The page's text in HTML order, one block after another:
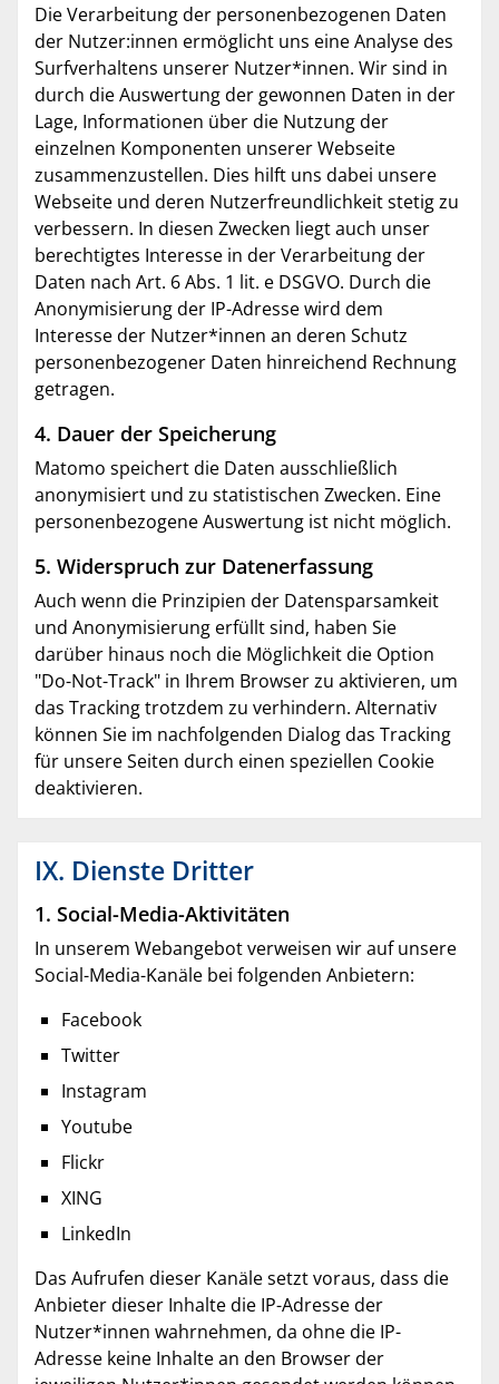
Die Verarbeitung der personenbezogenen Daten
der Nutzer:innen ermöglicht uns eine Analyse des
Surfverhaltens unserer Nutzer*innen. Wir sind in
durch die Auswertung der gewonnen Daten in der
Lage, Informationen über die Nutzung der
einzelnen Komponenten unserer Webseite
zusammenzustellen. Dies hilft uns dabei unsere
Webseite und deren Nutzerfreundlichkeit stetig zu
verbessern. In diesen Zwecken liegt auch unser
berechtigtes Interesse in der Verarbeitung der
Daten nach Art. 6 Abs. 1 lit. e DSGVO. Durch die
Anonymisierung der IP-Adresse wird dem
Interesse der Nutzer*innen an deren Schutz
personenbezogener Daten hinreichend Rechnung
getragen.
4. Dauer der Speicherung
Matomo speichert die Daten ausschließlich
anonymisiert und zu statistischen Zwecken. Eine
personenbezogene Auswertung ist nicht möglich.
5. Widerspruch zur Datenerfassung
Auch wenn die Prinzipien der Datensparsamkeit
und Anonymisierung erfüllt sind, haben Sie
darüber hinaus noch die Möglichkeit die Option
"Do-Not-Track" in Ihrem Browser zu aktivieren, um
das Tracking trotzdem zu verhindern. Alternativ
können Sie im nachfolgenden Dialog das Tracking
für unsere Seiten durch einen speziellen Cookie
deaktivieren.
IX. Dienste Dritter
1. Social-Media-Aktivitäten
In unserem Webangebot verweisen wir auf unsere
Social-Media-Kanäle bei folgenden Anbietern:
Facebook
Twitter
Instagram
Youtube
Flickr
XING
LinkedIn
Das Aufrufen dieser Kanäle setzt voraus, dass die
Anbieter dieser Inhalte die IP-Adresse der
Nutzer*innen wahrnehmen, da ohne die IP-
Adresse keine Inhalte an den Browser der